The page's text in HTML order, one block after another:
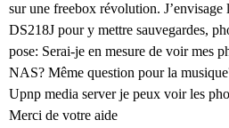
sur une freebox révolution.
DS218J pour y mettre sauvegardes,
pose: Serai-je en mesure de voir mes
NAS? Même question pour la
Upnp media server je peux voir les
Merci de votre aide